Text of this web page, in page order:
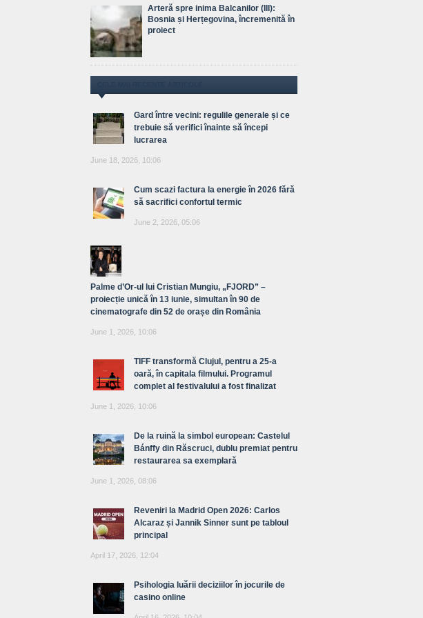
Arteră spre inima Balcanilor (III):
Bosnia și Herțegovina, încremenită în
proiect
Gard între vecini: regulile generale și ce
trebuie să verifici înainte să începi
lucrarea
June 18, 2026, 10:06
Cum scazi factura la energie în 2026 fără
să sacrifici confortul termic
June 2, 2026, 05:06
Palme d’Or-ul lui Cristian Mungiu, „FJORD” –
proiecție unică în 13 iunie, simultan în 90 de
cinematografe din 52 de orașe din România
June 1, 2026, 10:06
TIFF transformă Clujul, pentru a 25-a
oară, în capitala filmului. Programul
complet al festivalului a fost finalizat
June 1, 2026, 10:06
De la ruină la simbol european: Castelul
Bánffy din Răscruci, dublu premiat pentru
restaurarea sa exemplară
June 1, 2026, 08:06
Reveniri la Madrid Open 2026: Carlos
Alcaraz și Jannik Sinner sunt pe tabloul
principal
April 17, 2026, 12:04
Psihologia luării deciziilor în jocurile de
casino online